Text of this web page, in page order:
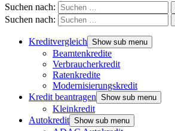
Suchen nach:
Suchen nach:
Kreditvergleich Show sub menu
Beamtenkredite
Verbraucherkredit
Ratenkredite
Modernisierungskredit
Kredit beantragen Show sub menu
Kleinkredit
Autokredit Show sub menu